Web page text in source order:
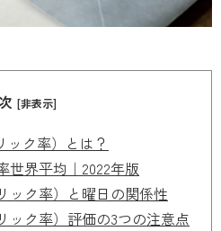
[非表示]
ック率）とは？
世界平均｜2022年版
ック率）と曜日の関係性
ック率）評価の3つの注意点